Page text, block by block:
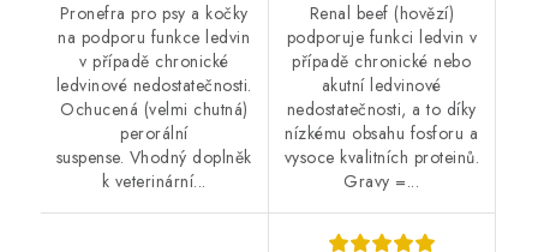
Pronefra pro psy a kočky
na podporu funkce ledvin
v případě chronické
ledvinové nedostatečnosti.
Ochucená (velmi chutná)
perorální
suspense. Vhodný doplněk
k veterinární...
Renal beef (hovězí)
podporuje funkci ledvin v
případě chronické nebo
akutní ledvinové
nedostatečnosti, a to díky
nízkému obsahu fosforu a
vysoce kvalitních proteinů.
Gravy =...